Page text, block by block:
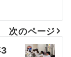
次のページ